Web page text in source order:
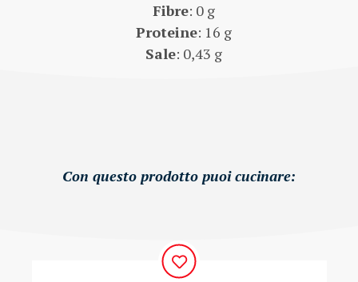
Fibre: 0 g
Proteine: 16 g
Sale: 0,43 g
Con questo prodotto puoi cucinare: